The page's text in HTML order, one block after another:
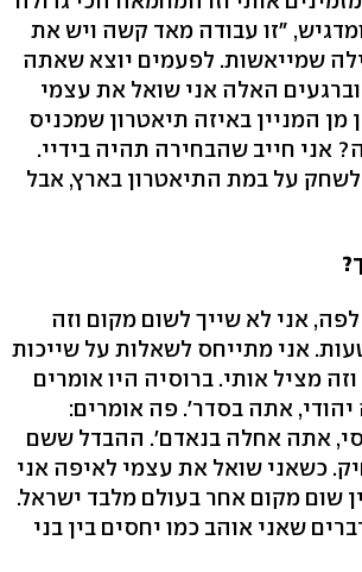
"זו עבודה מאד קשה ויש את
שמייאשות. לפעמים יוצא שאתה
האלה אני שואל את עצמי
המניין באיזה תיאטרון שמכניס
אני חייב שהבחירה תהיה בידיי.
על במת התיאטרון בארץ, אבל
אני לא שייך לשום מקום וזה
אני מתייחס לשאלות על שייכות
מציל אותי. ברוסיה היו אומרים
אתה בסדר'. פה אומרים:
אתה אחלה בנאדם'. ההבדל ששם
כשאני שואל את עצמי לאיפה אני
שום מקום אחר בעולם מלבד ישראל.
שאני אוהב כמו יחסים בין בני